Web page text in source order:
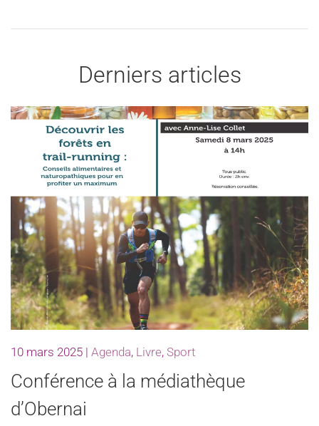
Derniers articles
10 mars 2025 | Agenda, Livre, Sport
Conférence à la médiathèque
d’Obernai